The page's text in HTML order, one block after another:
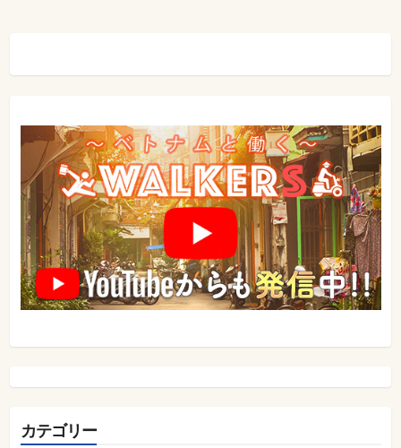
シ
ン
カテゴリー